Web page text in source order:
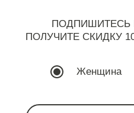
ПОДПИШИТЕСЬ
ПОЛУЧИТЕ СКИДКУ
Женщина